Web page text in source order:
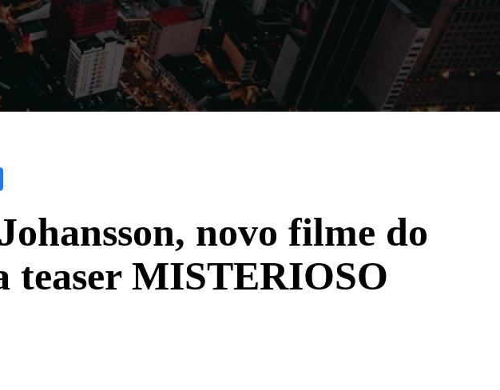
Nos Cinemas Filmes Séries Música Gênero
novo filme do
teaser MISTERIOSO